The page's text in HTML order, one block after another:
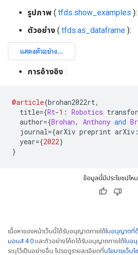
รูปภาพ ( tfds.show_examples
ตัวอย่าง ( tfds.as_dataframe ):
การอ้างอิง :
@article{brohan2022rt,
title={Rt-1 : Robotics
author={Brohan, Anthony and
journal={arXiv preprint arXiv :
year={2022}
}
ข้อมูลนี้มีประโยชน์ไหม
เนื้อหาของหน้าเว็บนี้ได้รับอนุญาตภายใต้ใบอนุญาตที่
มอนส์ 4.0 และตัวอย่างโค้ดได้รับอนุญาตภายใต้ใบอ
ระบุไว้เป็นอย่างอื่น โปรดดูรายละเอียดที่นโยบายเว็บ